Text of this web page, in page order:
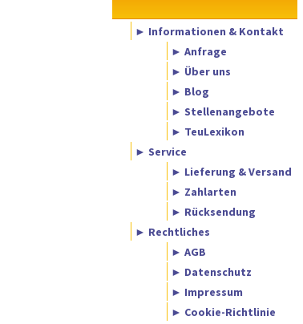
► Informationen & Kontakt
► Anfrage
► Über uns
► Blog
► Stellenangebote
► TeuLexikon
► Service
► Lieferung & Versand
► Zahlarten
► Rücksendung
► Rechtliches
► AGB
► Datenschutz
► Impressum
► Cookie-Richtlinie